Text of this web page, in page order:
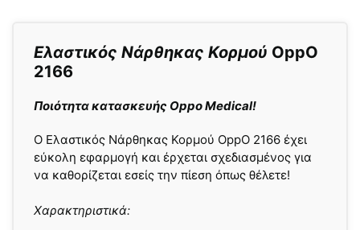
Ελαστικός Νάρθηκας Κορμού OppO
2166
Ποιότητα κατασκευής Oppo Medical!
O Ελαστικός Νάρθηκας Κορμού OppO 2166 έχει
εύκολη εφαρμογή και έρχεται σχεδιασμένος για
να καθορίζεται εσείς την πίεση όπως θέλετε!
Χαρακτηριστικά: